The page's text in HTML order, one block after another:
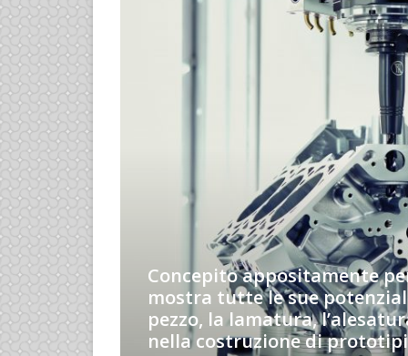
studiato
ad un
a caldo,
Concepito appositamente
mostra tutte le sue
pezzo, la lamatura,
nella costruzione di